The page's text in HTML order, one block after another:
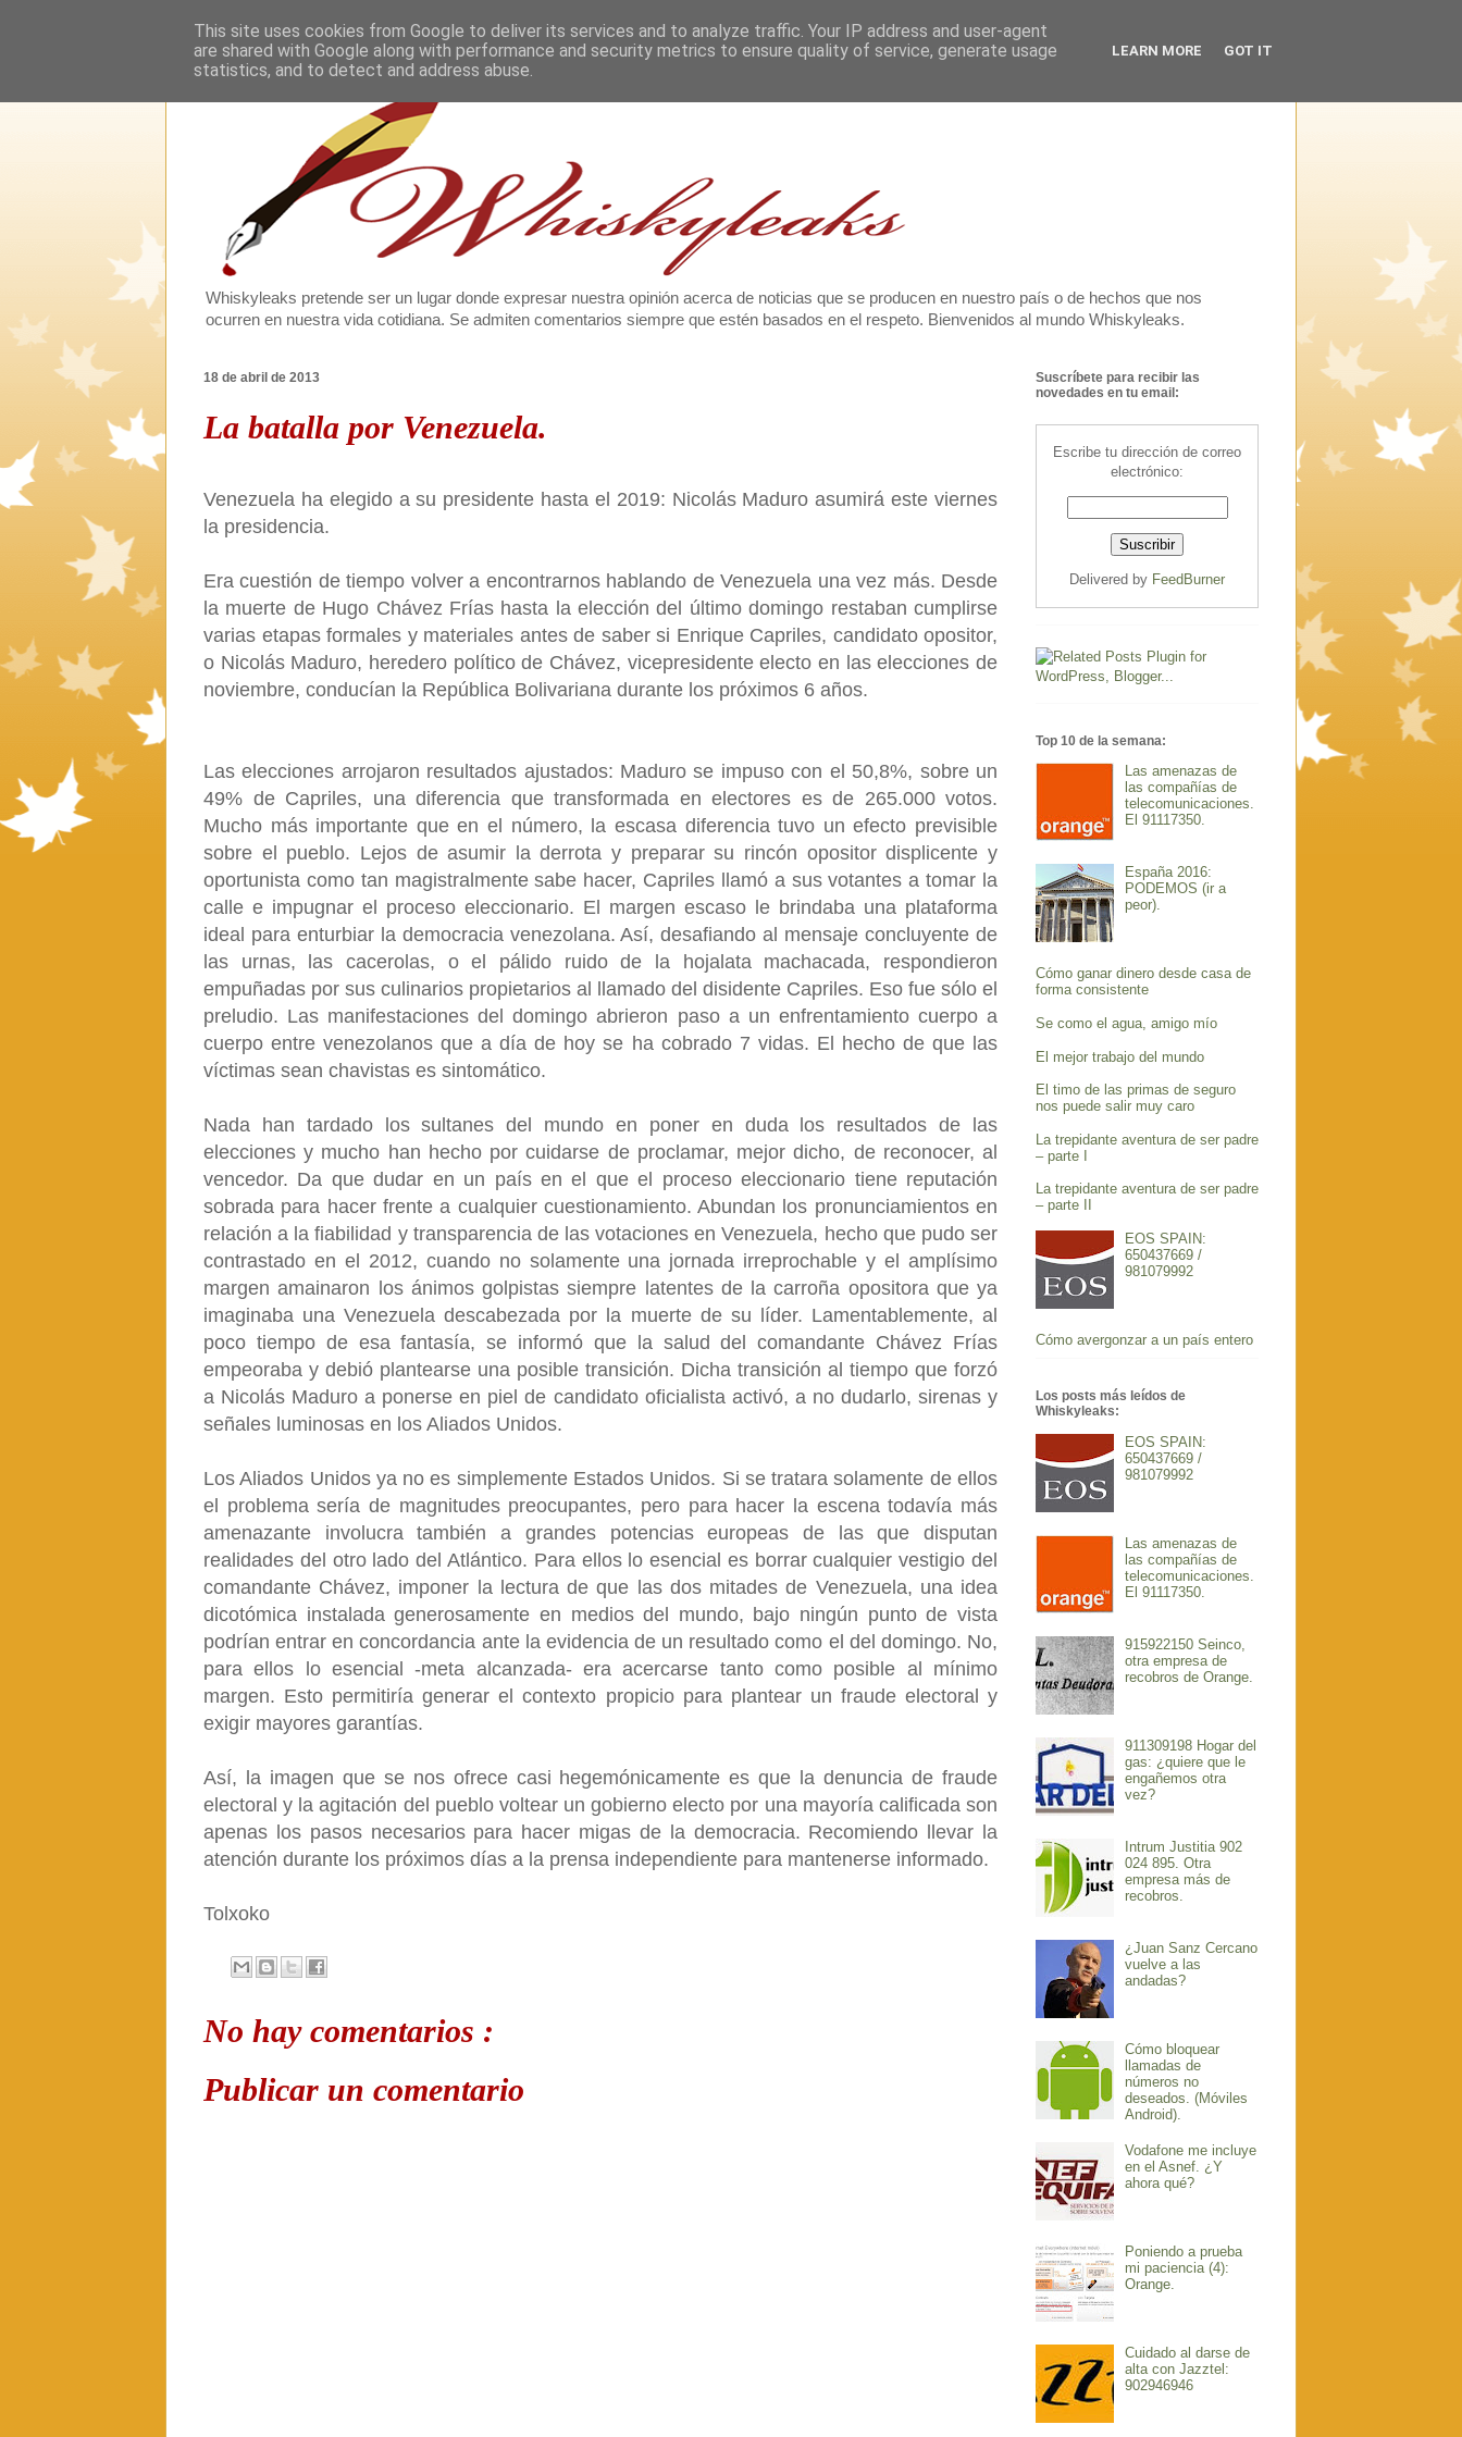
Whiskyleaks pretende ser un lugar donde expresar nuestra opinión acerca de noticias que se producen en nuestro país o de hechos que nos
ocurren en nuestra vida cotidiana. Se admiten comentarios siempre que estén basados en el respeto. Bienvenidos al mundo Whiskyleaks.
18 de abril de 2013
La batalla por Venezuela.
Venezuela ha elegido a su presidente hasta el 2019: Nicolás Maduro asumirá este viernes
la presidencia.
Era cuestión de tiempo volver a encontrarnos hablando de Venezuela una vez más. Desde
la muerte de Hugo Chávez Frías hasta la elección del último domingo restaban cumplirse
varias etapas formales y materiales antes de saber si Enrique Capriles, candidato opositor,
o Nicolás Maduro, heredero político de Chávez, vicepresidente electo en las elecciones de
noviembre, conducían la República Bolivariana durante los próximos 6 años.
Las elecciones arrojaron resultados ajustados: Maduro se impuso con el 50,8%, sobre un
49% de Capriles, una diferencia que transformada en electores es de 265.000 votos.
Mucho más importante que en el número, la escasa diferencia tuvo un efecto previsible
sobre el pueblo. Lejos de asumir la derrota y preparar su rincón opositor displicente y
oportunista como tan magistralmente sabe hacer, Capriles llamó a sus votantes a tomar la
calle e impugnar el proceso eleccionario. El margen escaso le brindaba una plataforma
ideal para enturbiar la democracia venezolana. Así, desafiando al mensaje concluyente de
las urnas, las cacerolas, o el pálido ruido de la hojalata machacada, respondieron
empuñadas por sus culinarios propietarios al llamado del disidente Capriles. Eso fue sólo el
preludio. Las manifestaciones del domingo abrieron paso a un enfrentamiento cuerpo a
cuerpo entre venezolanos que a día de hoy se ha cobrado 7 vidas. El hecho de que las
víctimas sean chavistas es sintomático.
Nada han tardado los sultanes del mundo en poner en duda los resultados de las
elecciones y mucho han hecho por cuidarse de proclamar, mejor dicho, de reconocer, al
vencedor. Da que dudar en un país en el que el proceso eleccionario tiene reputación
sobrada para hacer frente a cualquier cuestionamiento. Abundan los pronunciamientos en
relación a la fiabilidad y transparencia de las votaciones en Venezuela, hecho que pudo ser
contrastado en el 2012, cuando no solamente una jornada irreprochable y el amplísimo
margen amainaron los ánimos golpistas siempre latentes de la carroña opositora que ya
imaginaba una Venezuela descabezada por la muerte de su líder. Lamentablemente, al
poco tiempo de esa fantasía, se informó que la salud del comandante Chávez Frías
empeoraba y debió plantearse una posible transición. Dicha transición al tiempo que forzó
a Nicolás Maduro a ponerse en piel de candidato oficialista activó, a no dudarlo, sirenas y
señales luminosas en los Aliados Unidos.
Los Aliados Unidos ya no es simplemente Estados Unidos. Si se tratara solamente de ellos
el problema sería de magnitudes preocupantes, pero para hacer la escena todavía más
amenazante involucra también a grandes potencias europeas de las que disputan
realidades del otro lado del Atlántico. Para ellos lo esencial es borrar cualquier vestigio del
comandante Chávez, imponer la lectura de que las dos mitades de Venezuela, una idea
dicotómica instalada generosamente en medios del mundo, bajo ningún punto de vista
podrían entrar en concordancia ante la evidencia de un resultado como el del domingo. No,
para ellos lo esencial -meta alcanzada- era acercarse tanto como posible al mínimo
margen. Esto permitiría generar el contexto propicio para plantear un fraude electoral y
exigir mayores garantías.
Así, la imagen que se nos ofrece casi hegemónicamente es que la denuncia de fraude
electoral y la agitación del pueblo voltear un gobierno electo por una mayoría calificada son
apenas los pasos necesarios para hacer migas de la democracia. Recomiendo llevar la
atención durante los próximos días a la prensa independiente para mantenerse informado.
Tolxoko
No hay comentarios :
Publicar un comentario
Suscríbete para recibir las
novedades en tu email:
Escribe tu dirección de correo
electrónico:
Delivered by FeedBurner
Top 10 de la semana:
Las amenazas de
las compañías de
telecomunicaciones.
El 91117350.
España 2016:
PODEMOS (ir a
peor).
Cómo ganar dinero desde casa de
forma consistente
Se como el agua, amigo mío
El mejor trabajo del mundo
El timo de las primas de seguro
nos puede salir muy caro
La trepidante aventura de ser padre
– parte I
La trepidante aventura de ser padre
– parte II
EOS SPAIN:
650437669 /
981079992
Cómo avergonzar a un país entero
Los posts más leídos de
Whiskyleaks:
EOS SPAIN:
650437669 /
981079992
Las amenazas de
las compañías de
telecomunicaciones.
El 91117350.
915922150 Seinco,
otra empresa de
recobros de Orange.
911309198 Hogar del
gas: ¿quiere que le
engañemos otra
vez?
Intrum Justitia 902
024 895. Otra
empresa más de
recobros.
¿Juan Sanz Cercano
vuelve a las
andadas?
Cómo bloquear
llamadas de
números no
deseados. (Móviles
Android).
Vodafone me incluye
en el Asnef. ¿Y
ahora qué?
Poniendo a prueba
mi paciencia (4):
Orange.
Cuidado al darse de
alta con Jazztel:
902946946
This site uses cookies from Google to deliver its services and to analyze traffic. Your IP address and user-agent
are shared with Google along with performance and security metrics to ensure quality of service, generate usage
statistics, and to detect and address abuse.
LEARN MORE GOT IT